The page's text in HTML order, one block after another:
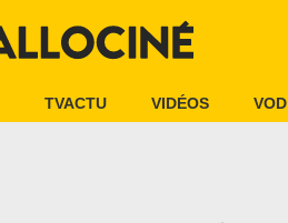
TVACTU VIDÉOS VOD